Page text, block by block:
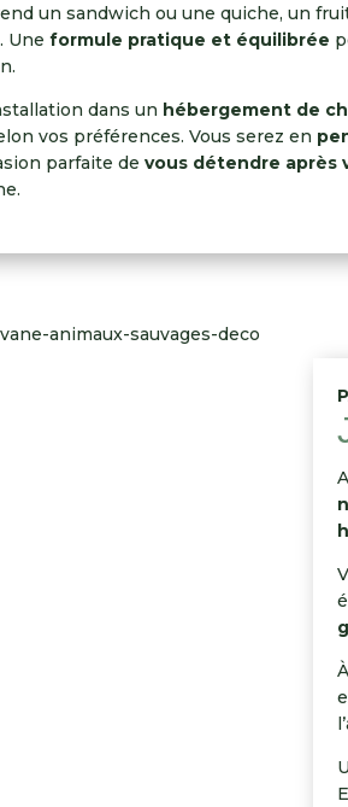
un sandwich ou une quiche, un
Uneformule pratique et équilibrée
dans un hébergement de
vos préférences. Vous serez en
parfaite devous détendre après